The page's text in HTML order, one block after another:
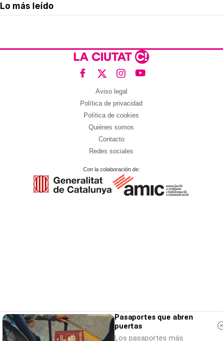
Lo más leído
Aviso legal
Política de privacidad
Política de cookies
Quiénes somos
Contacto
Redes sociales
Con la colaboración de:
Pasaportes que abren
puertas
Los pasaportes más